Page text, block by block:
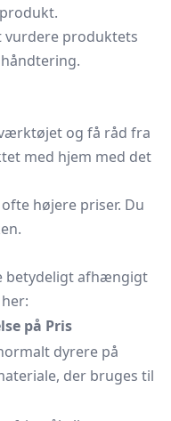
vurdere produktets
og få råd fra
med hjem med det
højere priser. Du
betydeligt afhængigt
på Pris
dyrere på
der bruges til